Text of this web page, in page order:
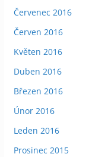
Červenec 2016
Červen 2016
Květen 2016
Duben 2016
Březen 2016
Únor 2016
Leden 2016
Prosinec 2015